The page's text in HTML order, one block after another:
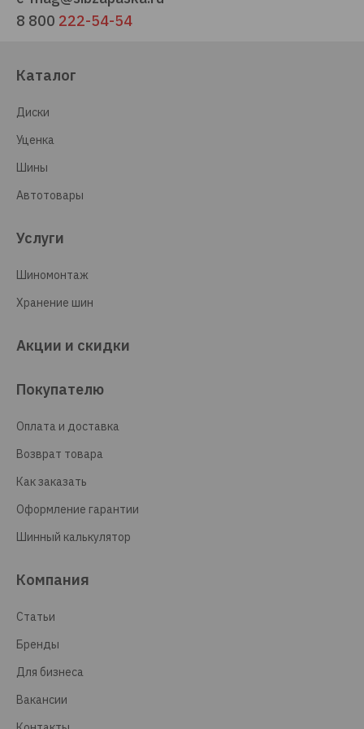
8 800 222-54-54
Каталог
Диски
Уценка
Шины
Автотовары
Услуги
Шиномонтаж
Хранение шин
Акции и скидки
Покупателю
Оплата и доставка
Возврат товара
Как заказать
Оформление гарантии
Шинный калькулятор
Компания
Статьи
Бренды
Для бизнеса
Вакансии